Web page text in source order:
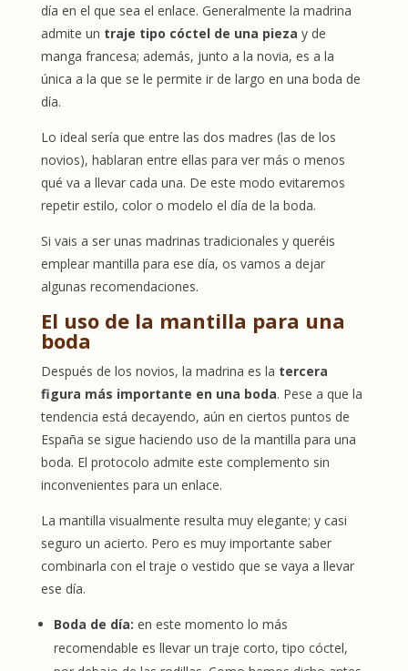
día en el que sea el enlace. Generalmente la madrina
admite un traje tipo cóctel de una pieza y de
manga francesa; además, junto a la novia, es a la
única a la que se le permite ir de largo en una boda de
día.
Lo ideal sería que entre las dos madres (las de los
novios), hablaran entre ellas para ver más o menos
qué va a llevar cada una. De este modo evitaremos
repetir estilo, color o modelo el día de la boda.
Si vais a ser unas madrinas tradicionales y queréis
emplear mantilla para ese día, os vamos a dejar
algunas recomendaciones.
El uso de la mantilla para una
boda
Después de los novios, la madrina es la tercera
figura más importante en una boda. Pese a que la
tendencia está decayendo, aún en ciertos puntos de
España se sigue haciendo uso de la mantilla para una
boda. El protocolo admite este complemento sin
inconvenientes para un enlace.
La mantilla visualmente resulta muy elegante; y casi
seguro un acierto. Pero es muy importante saber
combinarla con el traje o vestido que se vaya a llevar
ese día.
Boda de día: en este momento lo más
recomendable es llevar un traje corto, tipo cóctel,